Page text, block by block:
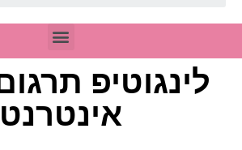
לינגוטיפ
אינטרנט